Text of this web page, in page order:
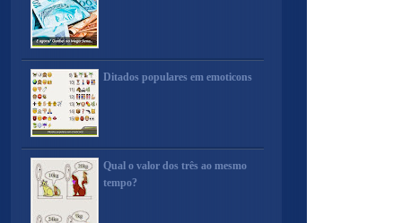
Ditados populares em emoticons
Qual o valor dos três ao mesmo
tempo?